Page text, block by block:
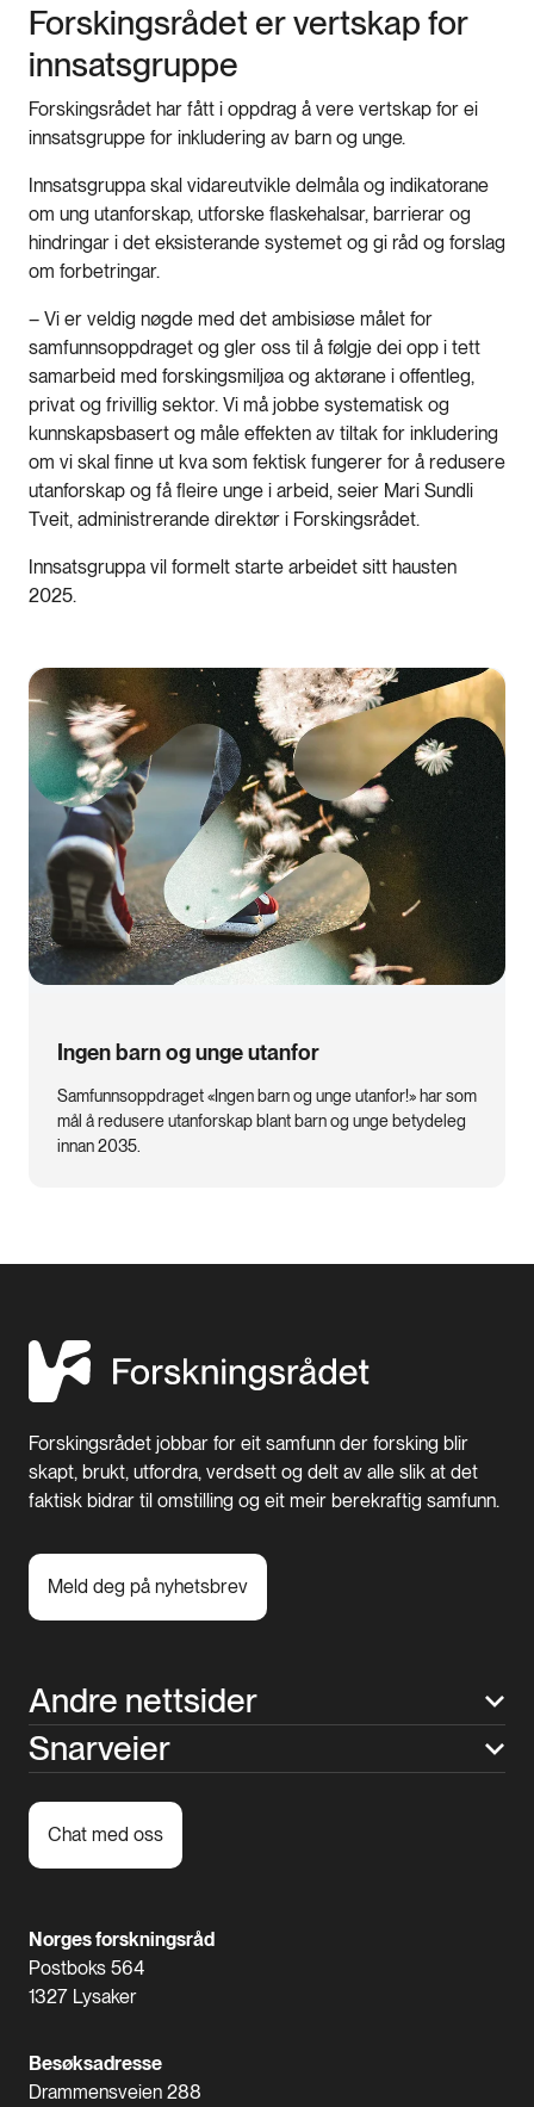
Forskingsrådet er vertskap for
innsatsgruppe
Forskingsrådet har fått i oppdrag å vere vertskap for ei
innsatsgruppe for inkludering av barn og unge.
Innsatsgruppa skal vidareutvikle delmåla og indikatorane
om ung utanforskap, utforske flaskehalsar, barrierar og
hindringar i det eksisterande systemet og gi råd og forslag
om forbetringar.
– Vi er veldig nøgde med det ambisiøse målet for
samfunnsoppdraget og gler oss til å følgje dei opp i tett
samarbeid med forskingsmiljøa og aktørane i offentleg,
privat og frivillig sektor. Vi må jobbe systematisk og
kunnskapsbasert og måle effekten av tiltak for inkludering
om vi skal finne ut kva som fektisk fungerer for å redusere
utanforskap og få fleire unge i arbeid, seier Mari Sundli
Tveit, administrerande direktør i Forskingsrådet.
Innsatsgruppa vil formelt starte arbeidet sitt hausten
2025.
Ingen barn og unge utanfor
Samfunnsoppdraget «Ingen barn og unge utanfor!» har som
mål å redusere utanforskap blant barn og unge betydeleg
innan 2035.
Forskingsrådet jobbar for eit samfunn der forsking blir
skapt, brukt, utfordra, verdsett og delt av alle slik at det
faktisk bidrar til omstilling og eit meir berekraftig samfunn.
Meld deg på nyhetsbrev
Andre nettsider
Snarveier
Chat med oss
Norges forskningsråd
Postboks 564
1327 Lysaker
Besøksadresse
Drammensveien 288